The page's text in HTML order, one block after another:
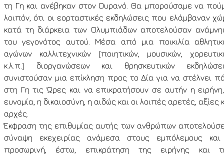
τη Γη και ανέβηκαν στον Ουρανό. Θα μπορούσαμε να
λοιπόν, ότι οι εορταστικές εκδηλώσεις που ελάμβαναν
κατά τη διάρκεια των Ολυμπιάδων αποτελούσαν
του γεγονότος αυτού. Μέσα από μια ποικιλία
αγώνων καλλιτεχνικών (ποιητικών, μουσικών,
κ.λ.π.) διοργανώσεων και θρησκευτικών
συνιστούσαν μια επίκληση προς το Δία για να στέλνει
στη Γη τις Ώρες και να επικρατήσουν σε αυτήν η
ευνομία, η δικαιοσύνη, η αιδώς και οι λοιπές αρετές, αξίες
αρχές.
Έκφραση της επιθυμίας αυτής των ανθρώπων
σύναψη εκεχειρίας ανάμεσα στους εμπόλεμους
προσωρινή, έστω, επικράτηση της ειρήνης και